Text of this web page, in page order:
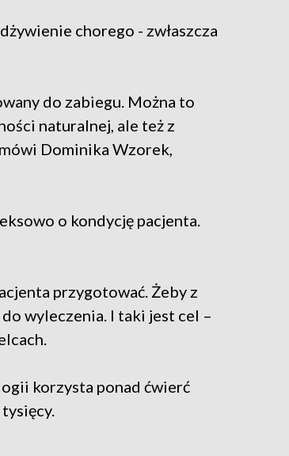
chorego - zwłaszcza
do zabiegu. Można to
naturalnej, ale też z
Dominika Wzorek,
o kondycję pacjenta.
przygotować. Żeby z
wyleczenia. I taki jest cel –
korzysta ponad ćwierć